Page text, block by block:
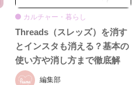
編集部
カルチャー・暮らし
Threads（スレッズ）を消す
とインスタも消える？基本の
使い方や消し方まで徹底解
説！